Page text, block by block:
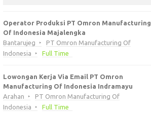
Operator Produksi PT Omron Manufacturing
Of Indonesia Majalengka
Bantarujeg
PT Omron Manufacturing Of
Indonesia
Full Time
Lowongan Kerja Via Email PT Omron
Manufacturing Of Indonesia Indramayu
Arahan
PT Omron Manufacturing Of
Indonesia
Full Time